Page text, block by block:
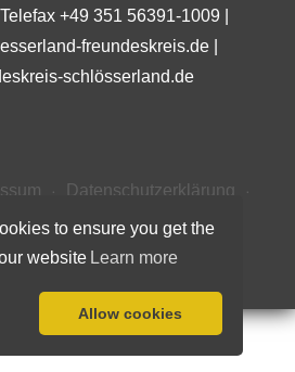
to ensure you get the
website Learn more
Allow cookies
+49 351 56391-1009 |
freundeskreis.de
schlösserland.de
Datenschutzerklärung
SCHLÖSSERLAND SACHSEN E.V.